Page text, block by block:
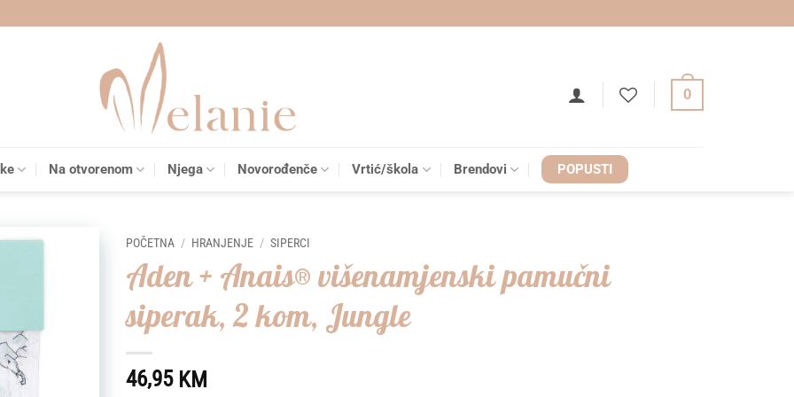
0
Na otvorenom Njega Novorođenče Vrtić/škola Brendovi POPUSTI
POČETNA / HRANJENJE / SIPERCI
Aden + Anais® višenamjenski pamučni
siperak, 2 kom, Jungle
46,95 KM